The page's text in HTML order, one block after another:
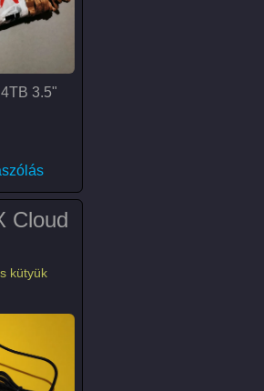
3.5"
ST4000DM004 merevlemez)
Cloud
kütyük